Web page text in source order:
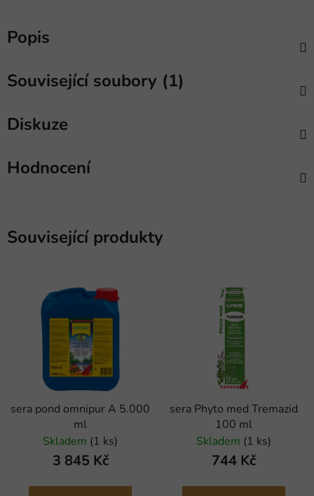
Popis
Související soubory (1)
Diskuze
Hodnocení
Související produkty
sera pond omnipur A 5.000
ml
Skladem (1 ks)
3 845 Kč
sera Phyto med Tremazid
100 ml
Skladem (1 ks)
744 Kč